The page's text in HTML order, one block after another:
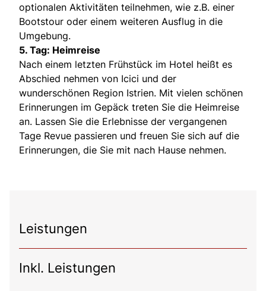
optionalen Aktivitäten teilnehmen, wie z.B. einer
Bootstour oder einem weiteren Ausflug in die
Umgebung.
5. Tag: Heimreise
Nach einem letzten Frühstück im Hotel heißt es
Abschied nehmen von Icici und der
wunderschönen Region Istrien. Mit vielen schönen
Erinnerungen im Gepäck treten Sie die Heimreise
an. Lassen Sie die Erlebnisse der vergangenen
Tage Revue passieren und freuen Sie sich auf die
Erinnerungen, die Sie mit nach Hause nehmen.
Leistungen
Inkl. Leistungen